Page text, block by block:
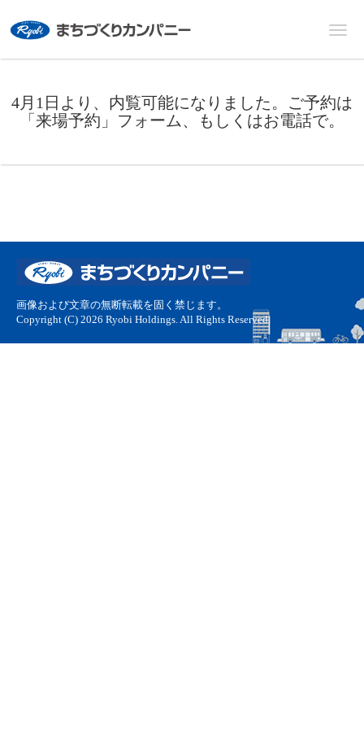
4月1日より、内覧可能になりました。ご予約は
「来場予約」フォーム、もしくはお電話で。
画像および文章の無断転載を固く禁じます。
Copyright (C) 2026 Ryobi Holdings. All Rights Reserved.